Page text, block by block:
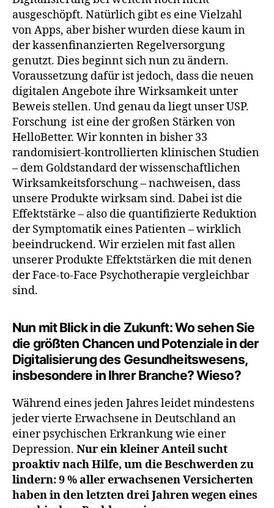
ausgeschöpft. Natürlich gibt es eine Vielzahl
von Apps, aber bisher wurden diese kaum in
der kassenfinanzierten Regelversorgung
genutzt. Dies beginnt sich nun zu ändern.
Voraussetzung dafür ist jedoch, dass die neuen
digitalen Angebote ihre Wirksamkeit unter
Beweis stellen. Und genau da liegt unser USP.
Forschung ist eine der großen Stärken von
HelloBetter. Wir konnten in bisher 33
randomisiert-kontrollierten klinischen Studien
– dem Goldstandard der wissenschaftlichen
Wirksamkeitsforschung – nachweisen, dass
unsere Produkte wirksam sind. Dabei ist die
Effektstärke – also die quantifizierte Reduktion
der Symptomatik eines Patienten – wirklich
beeindruckend. Wir erzielen mit fast allen
unserer Produkte Effektstärken die mit denen
der Face-to-Face Psychotherapie vergleichbar
sind.
Nun mit Blick in die Zukunft: Wo sehen Sie
die größten Chancen und Potenziale in der
Digitalisierung des Gesundheitswesens,
insbesondere in Ihrer Branche? Wieso?
Während eines jeden Jahres leidet mindestens
jeder vierte Erwachsene in Deutschland an
einer psychischen Erkrankung wie einer
Depression. Nur ein kleiner Anteil sucht
proaktiv nach Hilfe, um die Beschwerden zu
lindern: 9 % aller erwachsenen Versicherten
haben in den letzten drei Jahren wegen eines